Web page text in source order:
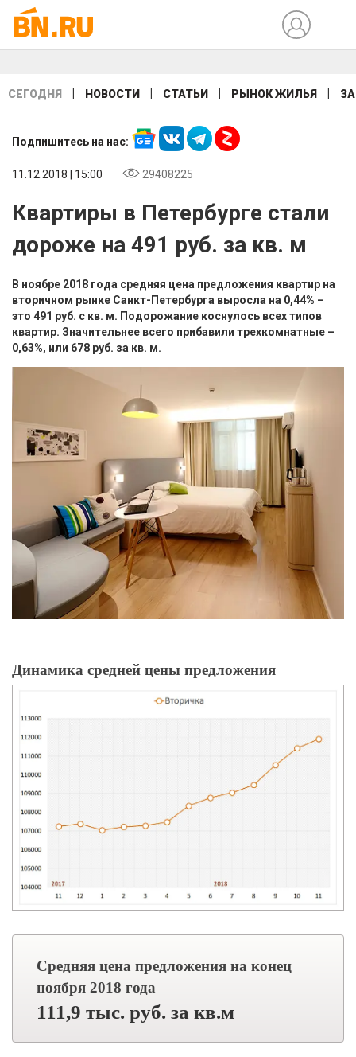
СЕГОДНЯ НОВОСТИ СТАТЬИ РЫНОК ЖИЛЬЯ
Подпишитесь на нас:
11.12.2018 | 15:00 29408225
Квартиры в Петербурге стали
дороже на 491 руб. за кв. м
В ноябре 2018 года средняя цена предложения квартир на
вторичном рынке Санкт-Петербурга выросла на 0,44% –
это 491 руб. с кв. м. Подорожание коснулось всех типов
квартир. Значительнее всего прибавили трехкомнатные –
0,63%, или 678 руб. за кв. м.
Динамика средней цены предложения
Средняя цена предложения на конец
ноября 2018 года
111,9 тыс. руб. за кв.м